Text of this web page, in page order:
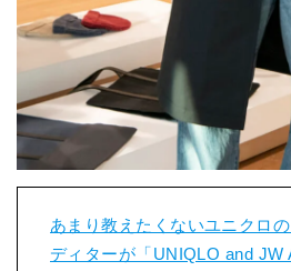
あまり教えたくないユニクロ
ディターが「UNIQLO and JW